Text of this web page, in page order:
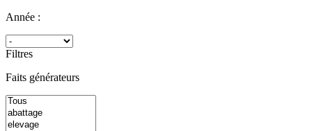
Année :
Filtres
Faits générateurs